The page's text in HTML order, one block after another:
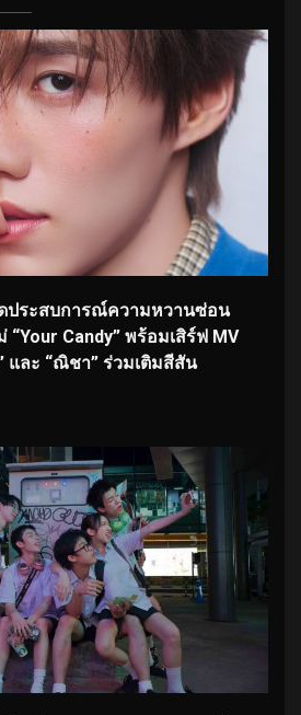
ดประสบการณ์ความหวานซ่อน
“Your Candy” พร้อมเสิร์ฟ MV
และ “ณิชา” ร่วมเติมสีสัน